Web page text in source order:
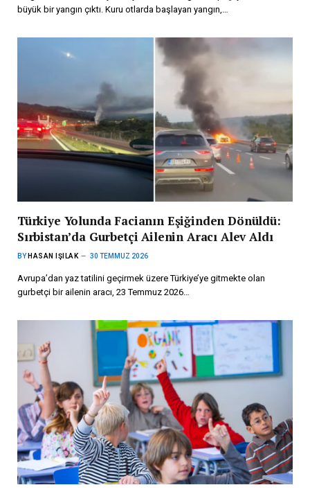
büyük bir yangın çıktı. Kuru otlarda başlayan yangın,…
Türkiye Yolunda Facianın Eşiğinden Dönüldü:
Sırbistan’da Gurbetçi Ailenin Aracı Alev Aldı
BY HASAN IŞILAK 30 TEMMUZ 2026
Avrupa’dan yaz tatilini geçirmek üzere Türkiye’ye gitmekte olan
gurbetçi bir ailenin aracı, 23 Temmuz 2026…